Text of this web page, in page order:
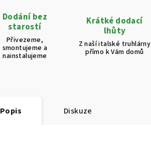
Dodání bez
starostí
Přivezeme,
smontujeme a
nainstalujeme
Krátké dodací
lhůty
Z naší italské truhlárny
přímo k Vám domů
Popis Diskuze